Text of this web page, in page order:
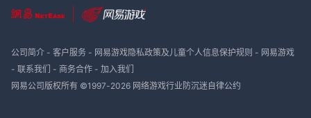
公司简介- 客户服务- 网易游戏隐私政策及儿童个人信息保护规则 - 网易游戏
- 联系我们 - 商务合作- 加入我们
网易公司版权所有 ©1997-2026 网络游戏行业防沉迷自律公约